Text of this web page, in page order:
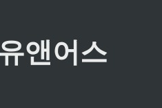
앤어스